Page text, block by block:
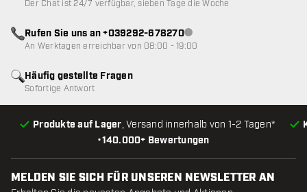
•140.000+ Bewertungen
Produkte auf Lager, Versand innerhalb von 1-2 Tagen*
Häufig gestellte Fragen
Sofortige Antwort
Der Chat ist 24/7 verfügbar, sieben Tage die Woche
Rufen Sie uns an +039292-678270Kundenservice nicht
An Werktagen erreichbar von 08:00 - 19:00
MELDEN SIE SICH FÜR UNSEREN NEWSLETTER AN